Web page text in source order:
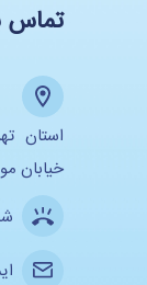
تماس
استان
خیابان